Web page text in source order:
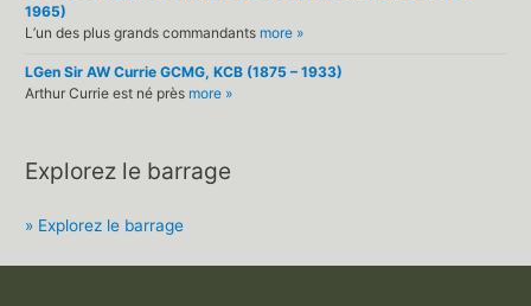
1965)
L’un des plus grands commandants more »
LGen Sir AW Currie GCMG, KCB (1875 – 1933)
Arthur Currie est né près more »
Explorez le barrage
» Explorez le barrage